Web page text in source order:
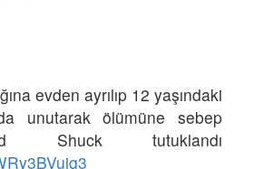
evden ayrılıp 12 yaşındaki
unutarak ölümüne sebep
Shuck tutuklandı